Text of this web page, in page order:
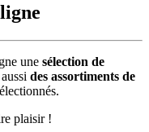
une sélection de
des assortiments de
plaisir !